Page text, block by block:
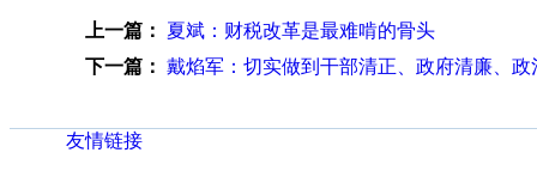
上一篇：
夏斌：财税改革是最难啃的骨头
下一篇： 戴焰军：切实做到干部清正、政府清廉、政
友情链接